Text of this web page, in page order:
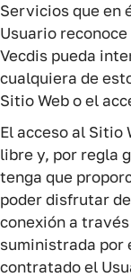
Servicios que en
Usuario
Vecdis pueda
cualquiera de
Sitio Web o el
El acceso al Sitio
libre y, por regla
tenga que
poder disfrutar
conexión a
suministrada por
contratado el